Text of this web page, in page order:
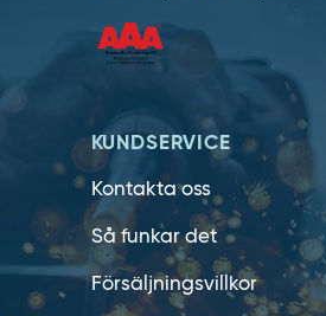
KUNDSERVICE
Kontakta oss
Så funkar det
Försäljningsvillkor